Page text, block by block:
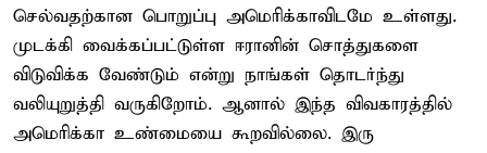
செல்வதற்கான பொறுப்பு அமெரிக்காவிடமே உள்ளது.
முடக்கி வைக்கப்பட்டுள்ள ஈரானின் சொத்துகளை
விடுவிக்க வேண்டும் என்று நாங்கள் தொடர்ந்து
வலியுறுத்தி வருகிறோம். ஆனால் இந்த விவகாரத்தில்
அமெரிக்கா உண்மையை கூறவில்லை. இரு